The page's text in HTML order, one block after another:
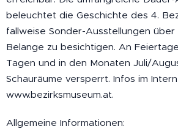
beleuchtet die Geschichte des 4.
fallweise Sonder-Ausstellungen
Belange zu besichtigen. An
Tagen und in den Monaten Juli/
Schauräume versperrt. Infos im
www.bezirksmuseum.at.
Allgemeine Informationen: